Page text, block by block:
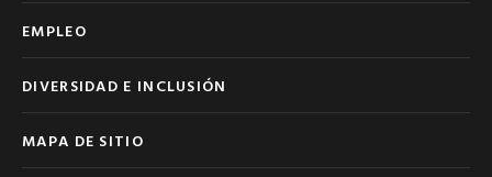
EMPLEO
DIVERSIDAD E INCLUSIÓN
MAPA DE SITIO